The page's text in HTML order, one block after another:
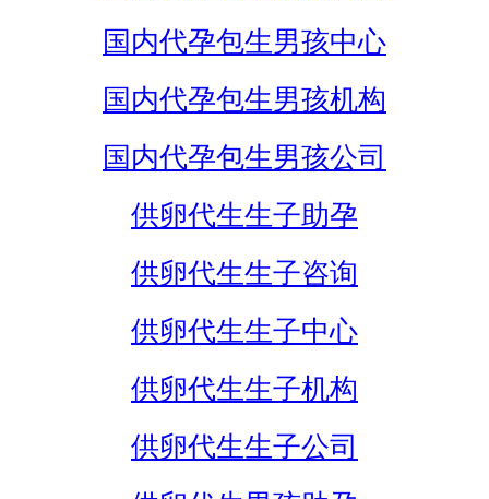
国内代孕包生男孩中心
国内代孕包生男孩机构
国内代孕包生男孩公司
供卵代生生子助孕
供卵代生生子咨询
供卵代生生子中心
供卵代生生子机构
供卵代生生子公司